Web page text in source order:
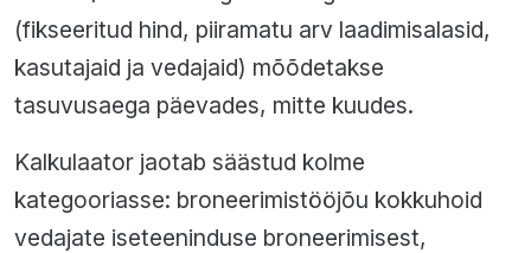
(fikseeritud hind, piiramatu arv laadimisalasid,
kasutajaid ja vedajaid) mõõdetakse
tasuvusaega päevades, mitte kuudes.
Kalkulaator jaotab säästud kolme
kategooriasse: broneerimistööjõu kokkuhoid
vedajate iseteeninduse broneerimisest,